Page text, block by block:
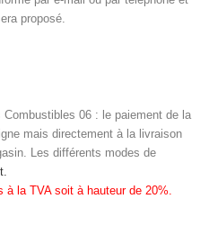
proposé.
06 : le paiement de la
mais directement à la livraison
Les différents modes de
la TVA soit à hauteur de 20%.